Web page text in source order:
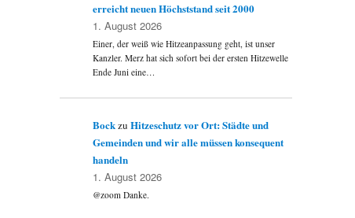
erreicht neuen Höchststand seit 2000
1. August 2026
Einer, der weiß wie Hitzeanpassung geht, ist unser
Kanzler. Merz hat sich sofort bei der ersten Hitzewelle
Ende Juni eine…
BockzuHitzeschutz vor Ort: Städte und
Gemeinden und wir alle müssen konsequent
handeln
1. August 2026
@zoom Danke.